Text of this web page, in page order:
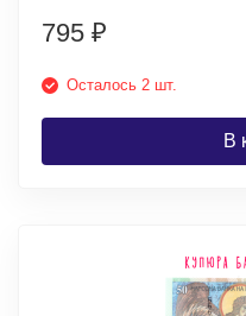
795 ₽
Осталось 2 шт.
В